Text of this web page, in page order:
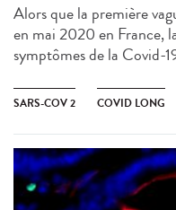
Alors que la première
en mai 2020 en France,
symptômes de la Covid-
SARS-COV 2 COVID LONG